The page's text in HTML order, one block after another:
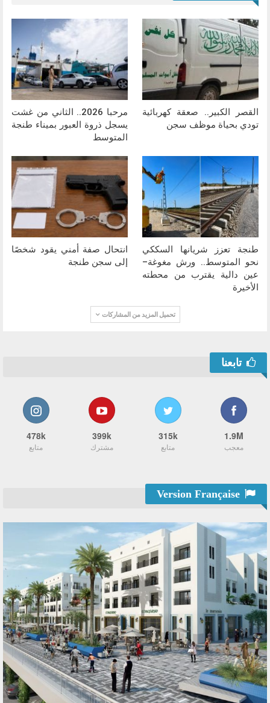
القصر الكبير.. صعقة كهربائية
تودي بحياة موظف سجن
مرحبا 2026.. الثاني من غشت
يسجل ذروة العبور بميناء طنجة
المتوسط
طنجة تعزز شريانها السككي
نحو المتوسط.. ورش مغوغة–
عين دالية يقترب من محطته
الأخيرة
انتحال صفة أمني يقود شخصًا
إلى سجن طنجة
تحميل المزيد من المشاركات
تابعنا
1.9M
معجب
315k
متابع
399k
مشترك
478k
متابع